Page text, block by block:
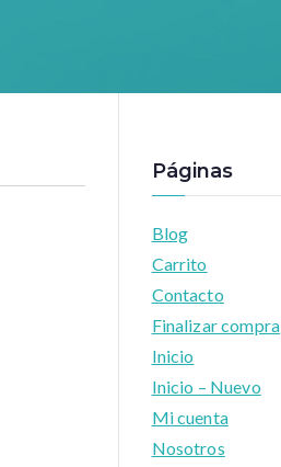
Páginas
Blog
Carrito
Contacto
Finalizar compra
Inicio
Inicio – Nuevo
Mi cuenta
Nosotros